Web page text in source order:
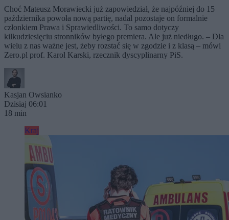
Choć Mateusz Morawiecki już zapowiedział, że najpóźniej do 15
października powoła nową partię, nadal pozostaje on formalnie
członkiem Prawa i Sprawiedliwości. To samo dotyczy
kilkudziesięciu stronników byłego premiera. Ale już niedługo. – Dla
wielu z nas ważne jest, żeby rozstać się w zgodzie i z klasą – mówi
Zero.pl prof. Karol Karski, rzecznik dyscyplinarny PiS.
Kasjan Owsianko
Dzisiaj 06:01
18 min
Kraj